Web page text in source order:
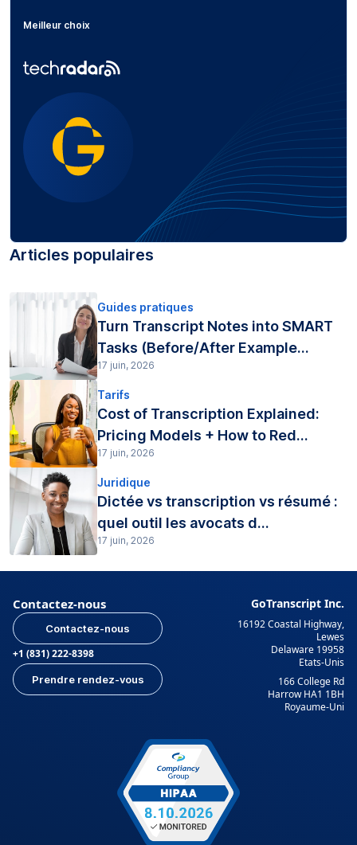
Meilleur choix
Articles populaires
Guides pratiques
Turn Transcript Notes into SMART
Tasks (Before/After Example...
17 juin, 2026
Tarifs
Cost of Transcription Explained:
Pricing Models + How to Red...
17 juin, 2026
Juridique
Dictée vs transcription vs résumé :
quel outil les avocats d...
17 juin, 2026
Contactez-nous
Contactez-nous
+1 (831) 222-8398
Prendre rendez-vous
GoTranscript Inc.
16192 Coastal Highway,
Lewes
Delaware 19958
Etats-Unis
166 College Rd
Harrow HA1 1BH
Royaume-Uni